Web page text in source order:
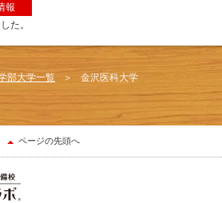
報
た。
部大学一覧 金沢医科大学
ページの先頭へ